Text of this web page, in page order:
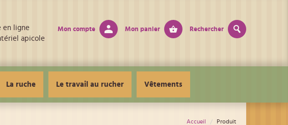
Accueil Produit
en ligne
apicole
Mon compte Mon panier Rechercher
La ruche Le travail au rucher Vêtements